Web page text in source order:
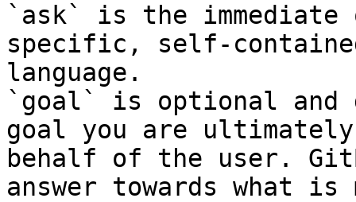
`ask` is the
specific, self-
language.
`goal` is optional and
goal you are
behalf of the user.
answer towards what